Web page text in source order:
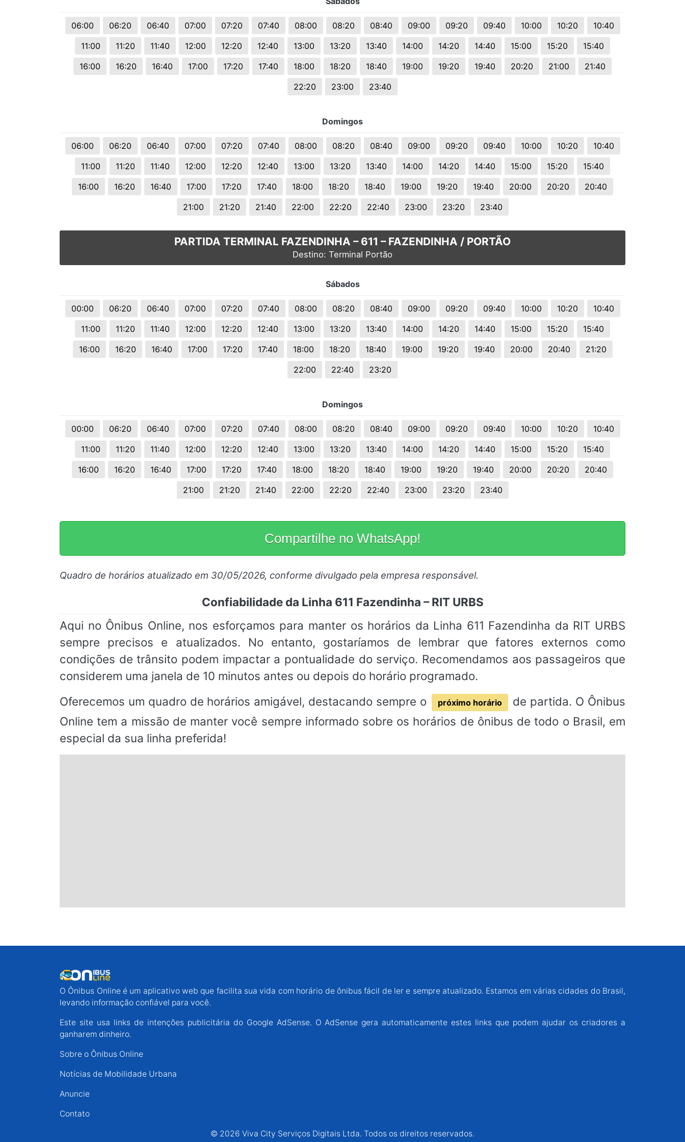
06:00 06:20 06:40 07:00 07:20 07:40 08:00 08:20 08:40 09:00 09:20 09:40 10:00 10:20
10:40
11:00
11:20 11:40 12:00 12:20 12:40 13:00 13:20 13:40 14:00 14:20 14:40 15:00 15:20
15:40
16:00
16:20 16:40 17:00 17:20 17:40 18:00 18:20 18:40 19:00 19:20 19:40 20:20 21:00
21:40
22:20
23:00 23:40
Domingos
06:00 06:20 06:40 07:00 07:20 07:40 08:00 08:20 08:40 09:00 09:20 09:40 10:00 10:20
10:40
11:00
11:20 11:40 12:00 12:20 12:40 13:00 13:20 13:40 14:00 14:20 14:40 15:00 15:20
15:40
16:00
16:20 16:40 17:00 17:20 17:40 18:00 18:20 18:40 19:00 19:20 19:40 20:00 20:20
20:40
21:00
21:20 21:40 22:00 22:20 22:40 23:00 23:20 23:40
PARTIDA TERMINAL FAZENDINHA – 611 – FAZENDINHA / PORTÃO
Destino: Terminal Portão
Sábados
00:00 06:20 06:40 07:00 07:20 07:40 08:00 08:20 08:40 09:00 09:20 09:40 10:00 10:20
10:40
11:00
11:20 11:40 12:00 12:20 12:40 13:00 13:20 13:40 14:00 14:20 14:40 15:00 15:20
15:40
16:00
16:20 16:40 17:00 17:20 17:40 18:00 18:20 18:40 19:00 19:20 19:40 20:00 20:40
21:20
22:00
22:40 23:20
Domingos
00:00 06:20 06:40 07:00 07:20 07:40 08:00 08:20 08:40 09:00 09:20 09:40 10:00 10:20
10:40
11:00
11:20 11:40 12:00 12:20 12:40 13:00 13:20 13:40 14:00 14:20 14:40 15:00 15:20
15:40
16:00
16:20 16:40 17:00 17:20 17:40 18:00 18:20 18:40 19:00 19:20 19:40 20:00 20:20
20:40
21:00
21:20 21:40 22:00 22:20 22:40 23:00 23:20 23:40
Compartilhe no WhatsApp!
Quadro de horários atualizado em 30/05/2026, conforme divulgado pela empresa responsável.
Confiabilidade da Linha 611 Fazendinha – RIT URBS
Aqui no Ônibus Online, nos esforçamos para manter os horários da Linha 611 Fazendinha da RIT URBS
sempre precisos e atualizados. No entanto, gostaríamos de lembrar que fatores externos como
condições de trânsito podem impactar a pontualidade do serviço. Recomendamos aos passageiros que
considerem uma janela de 10 minutos antes ou depois do horário programado.
Oferecemos um quadro de horários amigável, destacando sempre o
próximo horário
de partida. O Ônibus
Online tem a missão de manter você sempre informado sobre os horários de ônibus de todo o Brasil, em
especial da sua linha preferida!
O Ônibus Online é um aplicativo web que facilita sua vida com horário de ônibus fácil de ler e sempre atualizado. Estamos em várias cidades do Brasil,
levando informação confiável para você.
Este site usa links de intenções publicitária do Google AdSense. O AdSense gera automaticamente estes links que podem ajudar os criadores a
ganharem dinheiro.
Sobre o Ônibus Online
Notícias de Mobilidade Urbana
Anuncie
Contato
© 2026 Viva City Serviços Digitais Ltda. Todos os direitos reservados.